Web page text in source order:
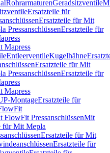
RohrarmaturenGeradsitzventile
Ersatzteile für
Ersatzteile für Mit
PressanschlüssenErsatzteile für
Mapress
EntleerventileKugelhähne
Ersatzteile für Mit
PressanschlüssenErsatzteile für
Mapress
MontageErsatzteile für
FlowFit PressanschlüssenMit
für Mit Mepla
Ersatzteile für Mit
Ersatzteile für